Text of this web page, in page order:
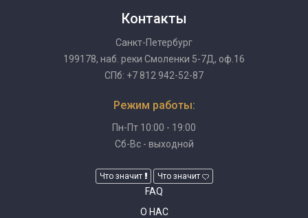
Контакты
Санкт-Петербург
199178, наб. реки Смоленки 5-7Д, оф.16
СПб: +7 812 942-52-87
Режим работы:
Пн-Пт 10:00 - 19:00
Сб-Вс - выходной
Что значит Что значит
FAQ
О НАС